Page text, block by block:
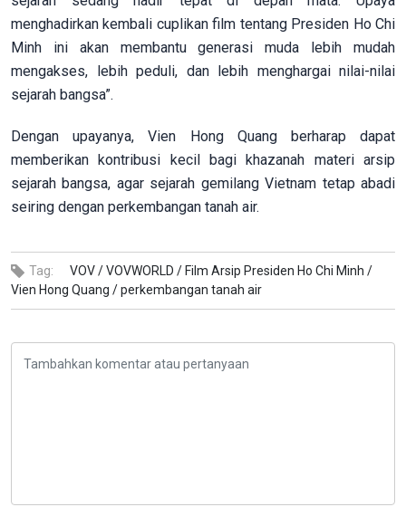
menghadirkan kembali cuplikan film tentang Presiden Ho Chi
Minh ini akan membantu generasi muda lebih mudah
mengakses, lebih peduli, dan lebih menghargai nilai-nilai
sejarah bangsa”.
Dengan upayanya, Vien Hong Quang berharap dapat
memberikan kontribusi kecil bagi khazanah materi arsip
sejarah bangsa, agar sejarah gemilang Vietnam tetap abadi
seiring dengan perkembangan tanah air.
Tag: VOV /VOVWORLD / Film Arsip Presiden Ho Chi Minh /
Vien Hong Quang /perkembangan tanah air